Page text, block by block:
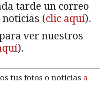
tarde un correo
(clic aquí).
ver nuestros
).
tus fotos o noticias a